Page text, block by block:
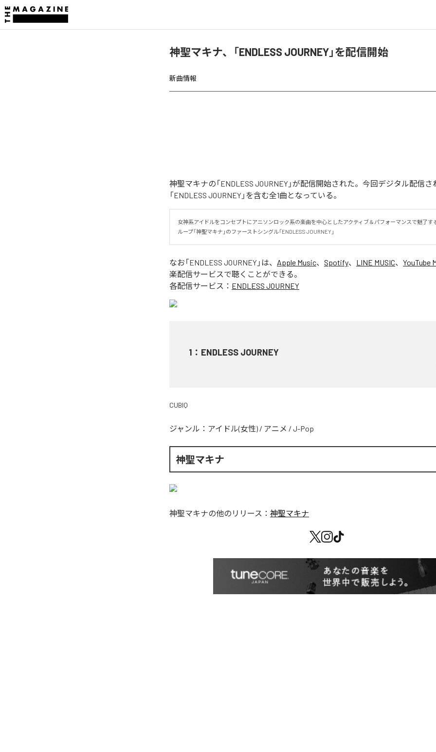
神聖マキナ、「ENDLESS JOURNEY」を配信開始
新曲情報
神聖マキナの「ENDLESS JOURNEY」が配信開始された。今回デジタル配信さ
「ENDLESS JOURNEY」を含む全1曲となっている。
女神系アイドルをコンセプトにアニソンロック系の楽曲を中心としたアクティブ＆パフォーマンスで魅了す
ループ「神聖マキナ」のファーストシングル「ENDLESS JOURNEY」
なお「ENDLESS JOURNEY 」は、 Apple Music、 Spotify、 LINE MUSIC、 YouTube
楽配信サービスで聴くことができる。
各配信サービス： ENDLESS JOURNEY
1 ： ENDLESS JOURNEY
CUBIQ
ジャンル： アイドル(女性) / アニメ / J-Pop
神聖マキナ
神聖マキナの他のリリース： 神聖マキナ